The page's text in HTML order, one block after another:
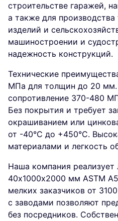
строительстве гаражей,
а также для
изделий и
машиностроении и
надежность конструкций.
Технические
МПа для толщин до 20 мм.
сопротивление 370-480
Без покрытия и требует
окрашиванием или
от -40°C до +450°C.
материалами и легкость
Наша компания реализует
40х1000х2000 мм ASTM
мелких заказчиков от
с заводами позволяют
без посредников.